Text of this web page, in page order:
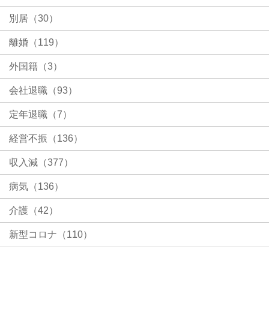
別居（30）
離婚（119）
外国籍（3）
会社退職（93）
定年退職（7）
経営不振（136）
収入減（377）
病気（136）
介護（42）
新型コロナ（110）